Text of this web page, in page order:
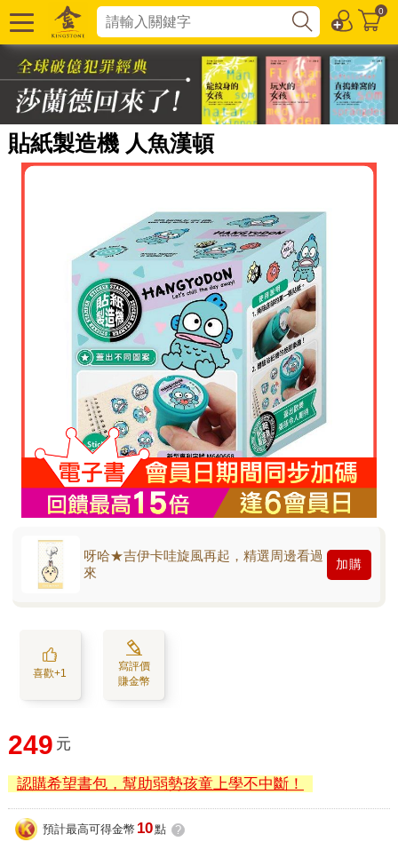
0
貼紙製造機 人魚漢頓
呀哈★吉伊卡哇旋風再起，精選周邊看過
來
加購
喜歡+1
寫評價
賺金幣
249 元
認購希望書包，幫助弱勢孩童上學不中斷！
預計最高可得金幣 10點 ?